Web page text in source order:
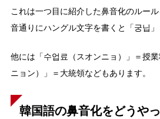
これは一つ目に紹介した鼻音化のルー
音通りにハングル文字を書くと「궁닙」
他には「수업료（スオンニョ）」＝授
ニョン）」＝大統領などもあります。
韓国語の鼻音化をどうや